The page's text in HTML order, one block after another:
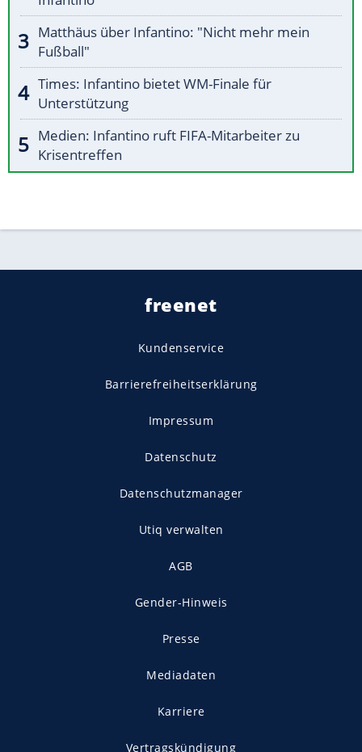
Matthäus über Infantino: "Nicht mehr mein
Fußball"
Times: Infantino bietet WM-Finale für
Unterstützung
Medien: Infantino ruft FIFA-Mitarbeiter zu
Krisentreffen
freenet
Kundenservice
Barrierefreiheitserklärung
Impressum
Datenschutz
Datenschutzmanager
Utiq verwalten
AGB
Gender-Hinweis
Presse
Mediadaten
Karriere
Vertragskündigung